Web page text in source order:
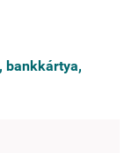
bankkártya,